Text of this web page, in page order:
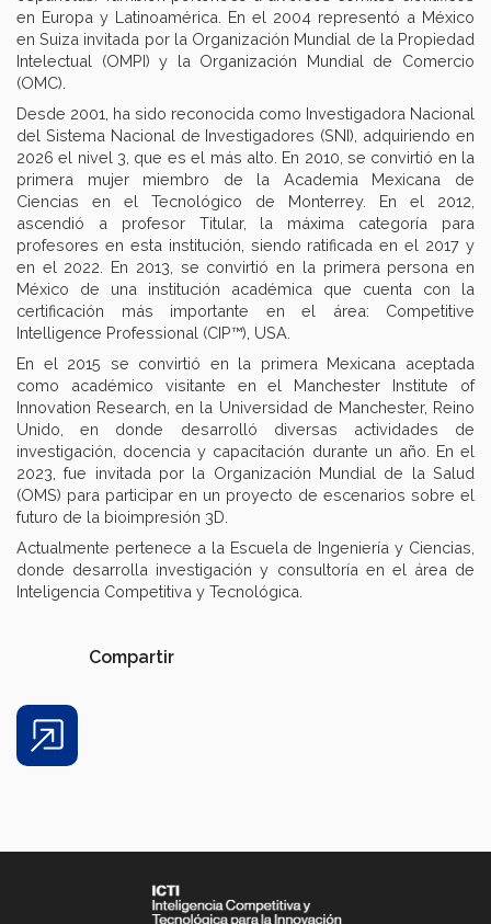
en Europa y Latinoamérica. En el 2004 representó a México
en Suiza invitada por la Organización Mundial de la Propiedad
Intelectual (OMPI) y la Organización Mundial de Comercio
(OMC).
Desde 2001, ha sido reconocida como Investigadora Nacional
del Sistema Nacional de Investigadores (SNI), adquiriendo en
2026 el nivel 3, que es el más alto. En 2010, se convirtió en la
primera mujer miembro de la Academia Mexicana de
Ciencias en el Tecnológico de Monterrey. En el 2012,
ascendió a profesor Titular, la máxima categoría para
profesores en esta institución, siendo ratificada en el 2017 y
en el 2022. En 2013, se convirtió en la primera persona en
México de una institución académica que cuenta con la
certificación más importante en el área: Competitive
Intelligence Professional (CIP™), USA.
En el 2015 se convirtió en la primera Mexicana aceptada
como académico visitante en el Manchester Institute of
Innovation Research, en la Universidad de Manchester, Reino
Unido, en donde desarrolló diversas actividades de
investigación, docencia y capacitación durante un año. En el
2023, fue invitada por la Organización Mundial de la Salud
(OMS) para participar en un proyecto de escenarios sobre el
futuro de la bioimpresión 3D.
Actualmente pertenece a la Escuela de Ingeniería y Ciencias,
donde desarrolla investigación y consultoría en el área de
Inteligencia Competitiva y Tecnológica.
Share
Compartir